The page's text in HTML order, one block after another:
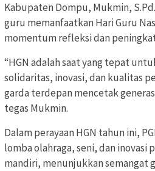
Kabupaten Dompu, Mukmin,
guru memanfaatkan Hari Guru
momentum refleksi dan
“HGN adalah saat yang tepat
solidaritas, inovasi, dan kualitas
garda terdepan mencetak
tegas Mukmin.
Dalam perayaan HGN tahun ini,
lomba olahraga, seni, dan inovasi
mandiri, menunjukkan semangat